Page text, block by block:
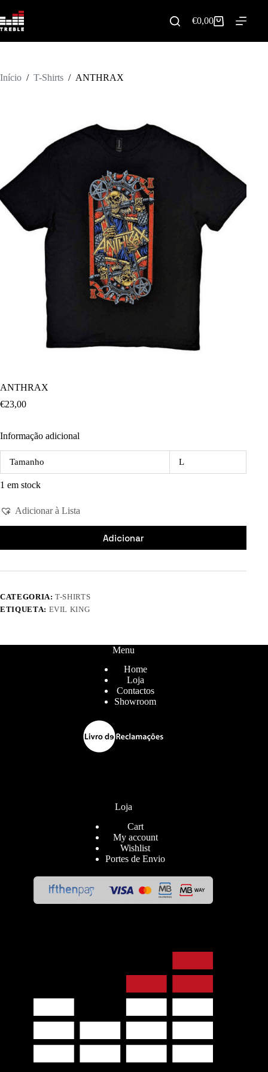
para
o
Carrinho
€0,00
Início / T-Shirts / ANTHRAX
ANTHRAX
€23,00
Informação adicional
Tamanho L
1 em stock
Adicionar à Lista
Adicionar
CATEGORIA:T-SHIRTS
ETIQUETA: EVIL KING
Menu
Home
Loja
Contactos
Showroom
Loja
Cart
My account
Wishlist
Portes de Envio